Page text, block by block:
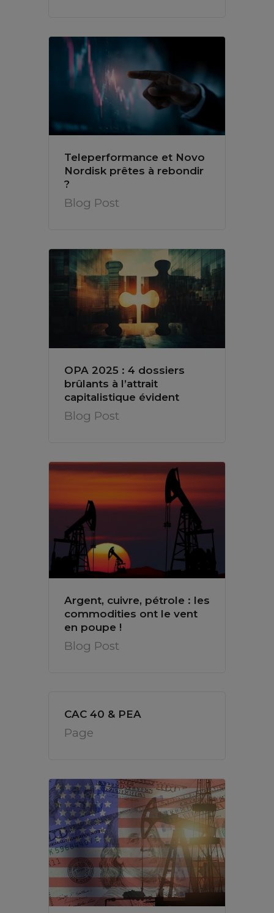
Teleperformance et Novo
Nordisk prêtes à rebondir
?
Blog Post
OPA 2025 : 4 dossiers
brûlants à l’attrait
capitalistique évident
Blog Post
Argent, cuivre, pétrole : les
commodities ont le vent
en poupe !
Blog Post
CAC 40 & PEA
Page